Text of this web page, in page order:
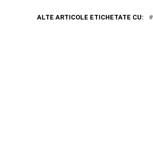
ALTE ARTICOLE ETICHETATE CU: